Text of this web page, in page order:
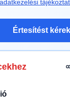
adatkezelési
Értesítést kérek